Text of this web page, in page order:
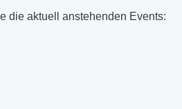
die aktuell anstehenden Events: